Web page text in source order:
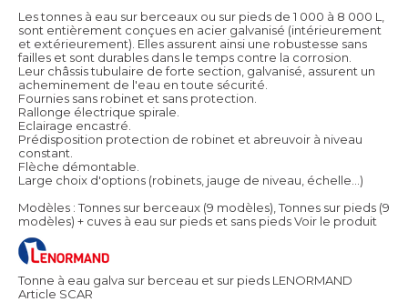
Les tonnes à eau sur berceaux ou sur pieds de 1 000 à 8 000 L,
sont entièrement conçues en acier galvanisé (intérieurement
et extérieurement). Elles assurent ainsi une robustesse sans
failles et sont durables dans le temps contre la corrosion.
Leur châssis tubulaire de forte section, galvanisé, assurent un
acheminement de l'eau en toute sécurité.
Fournies sans robinet et sans protection.
Rallonge électrique spirale.
Eclairage encastré.
Prédisposition protection de robinet et abreuvoir à niveau
constant.
Flèche démontable.
Large choix d'options (robinets, jauge de niveau, échelle...)
Modèles : Tonnes sur berceaux (9 modèles), Tonnes sur pieds (9
modèles) + cuves à eau sur pieds et sans piedsVoir le produit
Tonne à eau galva sur berceau et sur pieds LENORMAND
Article SCAR